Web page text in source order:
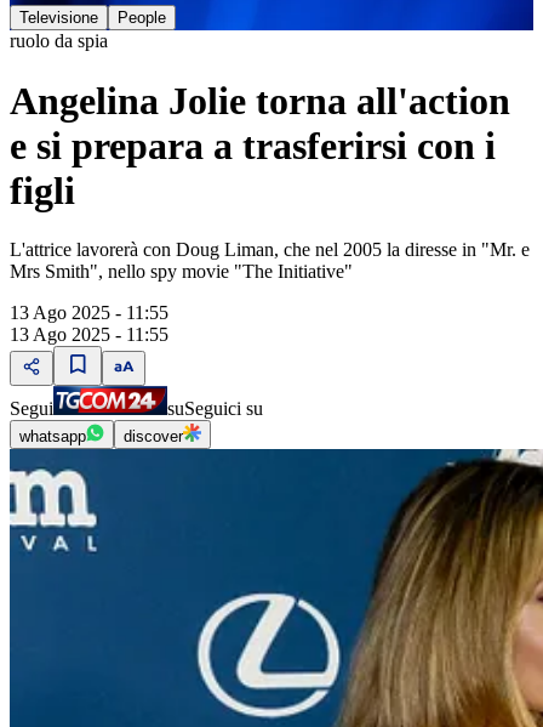
Televisione People
ruolo da spia
Angelina Jolie torna all'action
e si prepara a trasferirsi con i
figli
L'attrice lavorerà con Doug Liman, che nel 2005 la diresse in "Mr. e
Mrs Smith", nello spy movie "The Initiative"
13 Ago 2025 - 11:55
13 Ago 2025 - 11:55
Segui suSeguici su
whatsapp discover